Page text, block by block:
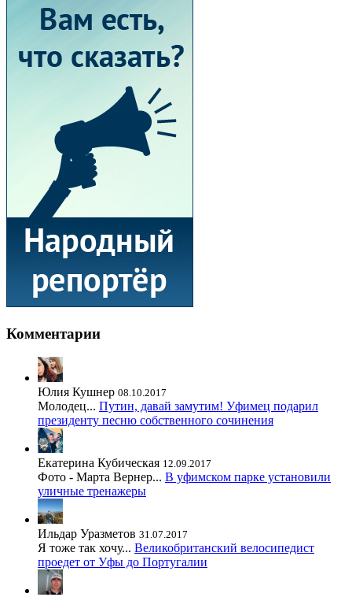
Комментарии
Юлия Кушнер 08.10.2017
Молодец... Путин, давай замутим! Уфимец подарил
президенту песню собственного сочинения
Екатерина Кубическая 12.09.2017
Фото - Марта Вернер... В уфимском парке установили
уличные тренажеры
Ильдар Уразметов 31.07.2017
Я тоже так хочу... Великобританский велосипедист
проедет от Уфы до Португалии